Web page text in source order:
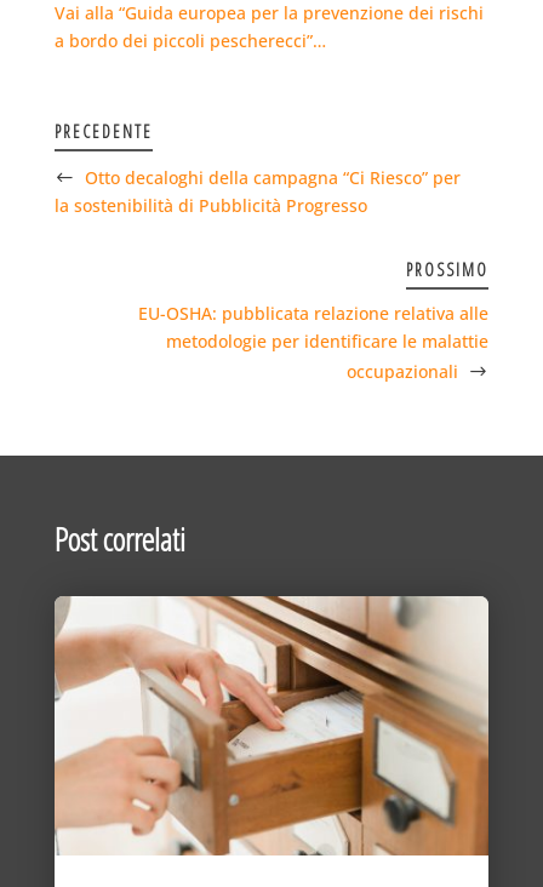
Vai alla “Guida europea per la prevenzione dei rischi
a bordo dei piccoli pescherecci”…
PRECEDENTE
Otto decaloghi della campagna “Ci Riesco” per
la sostenibilità di Pubblicità Progresso
PROSSIMO
EU-OSHA: pubblicata relazione relativa alle
metodologie per identificare le malattie
occupazionali
Post correlati